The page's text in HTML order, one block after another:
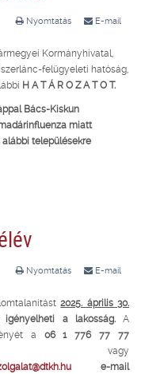
Nyomtatás E-mail
Kormányhivatal,
felügyeleti hatóság,
H A T Á R O Z A T O T.
Bács-Kiskun
miatt
településekre
Nyomtatás E-mail
2025. április 30.
igényelheti a lakosság.A
a 06 1 776 77 77
vagy
e-mail